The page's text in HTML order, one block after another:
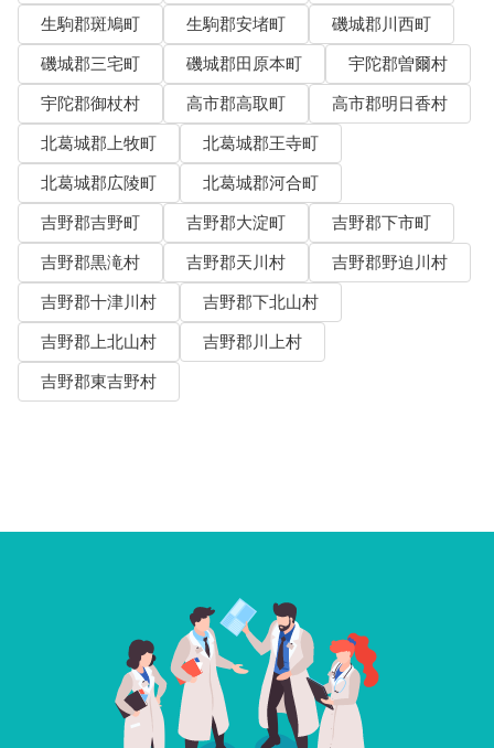
生駒郡斑鳩町
生駒郡安堵町
磯城郡川西町
磯城郡三宅町
磯城郡田原本町
宇陀郡曽爾村
宇陀郡御杖村
高市郡高取町
高市郡明日香村
北葛城郡上牧町
北葛城郡王寺町
北葛城郡広陵町
北葛城郡河合町
吉野郡吉野町
吉野郡大淀町
吉野郡下市町
吉野郡黒滝村
吉野郡天川村
吉野郡野迫川村
吉野郡十津川村
吉野郡下北山村
吉野郡上北山村
吉野郡川上村
吉野郡東吉野村